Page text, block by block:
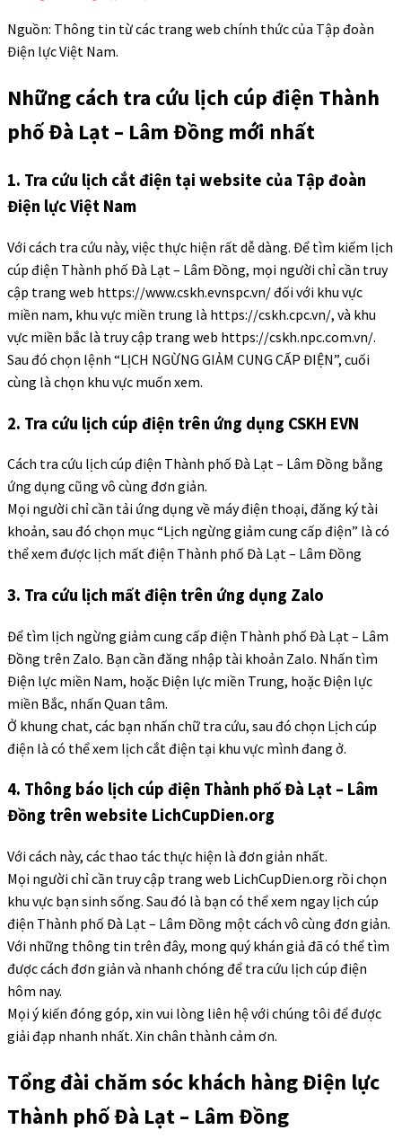
Nguồn: Thông tin từ các trang web chính thức của Tập đoàn
Điện lực Việt Nam.
Những cách tra cứu lịch cúp điện Thành
phố Đà Lạt – Lâm Đồng mới nhất
1. Tra cứu lịch cắt điện tại website của Tập đoàn
Điện lực Việt Nam
Với cách tra cứu này, việc thực hiện rất dễ dàng. Để tìm kiếm lịch
cúp điện Thành phố Đà Lạt – Lâm Đồng, mọi người chỉ cần truy
cập trang web https://www.cskh.evnspc.vn/ đối với khu vực
miền nam, khu vực miền trung là https://cskh.cpc.vn/, và khu
vực miền bắc là truy cập trang web https://cskh.npc.com.vn/.
Sau đó chọn lệnh “LỊCH NGỪNG GIẢM CUNG CẤP ĐIỆN”, cuối
cùng là chọn khu vực muốn xem.
2. Tra cứu lịch cúp điện trên ứng dụng CSKH EVN
Cách tra cứu lịch cúp điện Thành phố Đà Lạt – Lâm Đồng bằng
ứng dụng cũng vô cùng đơn giản.
Mọi người chỉ cần tải ứng dụng về máy điện thoại, đăng ký tài
khoản, sau đó chọn mục “Lịch ngừng giảm cung cấp điện” là có
thể xem được lịch mất điện Thành phố Đà Lạt – Lâm Đồng
3. Tra cứu lịch mất điện trên ứng dụng Zalo
Để tìm lịch ngừng giảm cung cấp điện Thành phố Đà Lạt – Lâm
Đồng trên Zalo. Bạn cần đăng nhập tài khoản Zalo. Nhấn tìm
Điện lực miền Nam, hoặc Điện lực miền Trung, hoặc Điện lực
miền Bắc, nhấn Quan tâm.
Ở khung chat, các bạn nhấn chữ tra cứu, sau đó chọn Lịch cúp
điện là có thể xem lịch cắt điện tại khu vực mình đang ở.
4. Thông báo lịch cúp điện Thành phố Đà Lạt – Lâm
Đồng trên website LichCupDien.org
Với cách này, các thao tác thực hiện là đơn giản nhất.
Mọi người chỉ cần truy cập trang web LichCupDien.org rồi chọn
khu vực bạn sinh sống. Sau đó là bạn có thể xem ngay lịch cúp
điện Thành phố Đà Lạt – Lâm Đồng một cách vô cùng đơn giản.
Với những thông tin trên đây, mong quý khán giả đã có thể tìm
được cách đơn giản và nhanh chóng để tra cứu lịch cúp điện
hôm nay.
Mọi ý kiến đóng góp, xin vui lòng liên hệ với chúng tôi để được
giải đạp nhanh nhất. Xin chân thành cảm ơn.
Tổng đài chăm sóc khách hàng Điện lực
Thành phố Đà Lạt – Lâm Đồng